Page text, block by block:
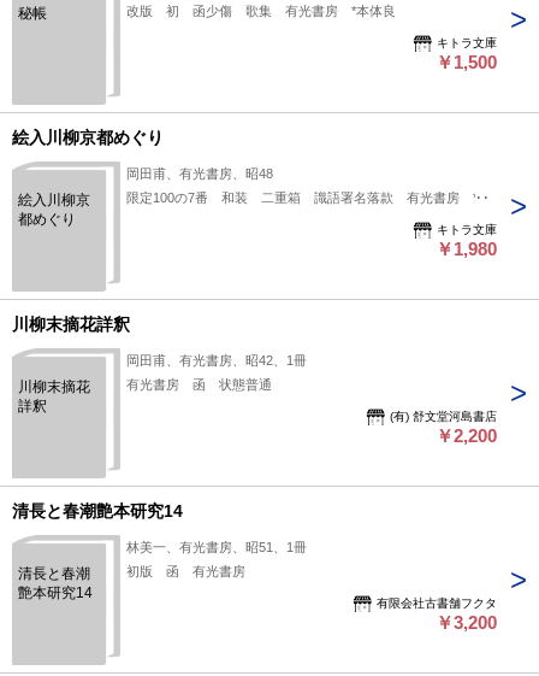
秘帳
改版 初 函少傷 歌集 有光書房 *本体良
キトラ文庫
￥1,500
絵入川柳京都めぐり
絵入川柳京
都めぐり
岡田甫、有光書房、昭48
限定100の7番 和装 二重箱 識語署名落款 有光書房 *良
キトラ文庫
￥1,980
川柳末摘花詳釈
川柳末摘花
詳釈
岡田甫、有光書房、昭42、1冊
有光書房 函 状態普通
(有) 舒文堂河島書店
￥2,200
清長と春潮艶本研究14
清長と春潮
艶本研究14
林美一、有光書房、昭51、1冊
初版 函 有光書房
有限会社古書舗フクタ
￥3,200